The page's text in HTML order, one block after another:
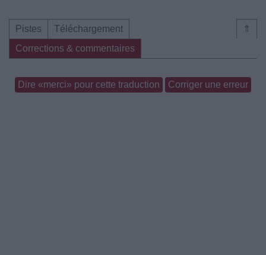
⇑
Pistes
Téléchargement
Corrections & commentaires
Dire «merci» pour cette traduction Corriger une erreur